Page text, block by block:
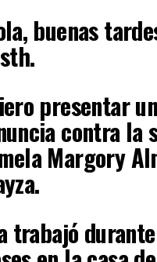
buenas
presentar
contra la
Margory
trabajó